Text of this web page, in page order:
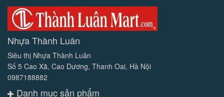
Nhựa Thành Luân
Siêu thị Nhựa Thành Luân
Số 5 Cao Xã, Cao Dương, Thanh Oai, Hà Nội
0987188882
Danh mục sản phẩm